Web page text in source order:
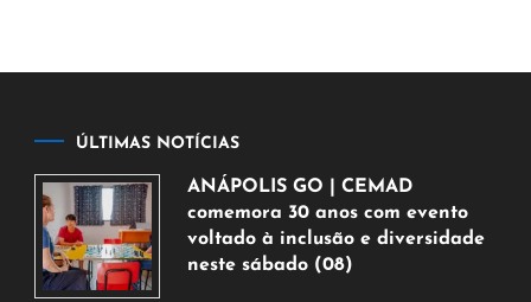
ÚLTIMAS NOTÍCIAS
ANÁPOLIS GO | CEMAD
comemora 30 anos com evento
voltado à inclusão e diversidade
neste sábado (08)